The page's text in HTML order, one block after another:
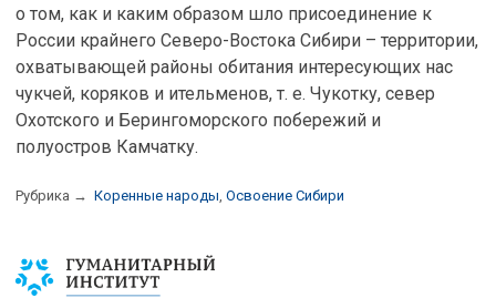
о том, как и каким образом шло присоединение к
России крайнего Северо-Востока Сибири – территории,
охватывающей районы обитания интересующих нас
чукчей, коряков и ительменов, т. е. Чукотку, север
Охотского и Берингоморского побережий и
полуостров Камчатку.
Рубрика → Коренные народы Освоение Сибири